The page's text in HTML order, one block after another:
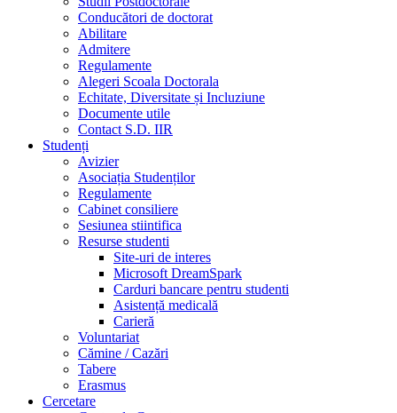
Conducători de doctorat
Abilitare
Admitere
Regulamente
Alegeri Scoala Doctorala
Echitate, Diversitate și Incluziune
Documente utile
Contact S.D. IIR
Studenți
Avizier
Asociația Studenților
Regulamente
Cabinet consiliere
Sesiunea stiintifica
Resurse studenti
Site-uri de interes
Microsoft DreamSpark
Carduri bancare pentru studenti
Asistență medicală
Carieră
Voluntariat
Cămine / Cazări
Tabere
Erasmus
Cercetare